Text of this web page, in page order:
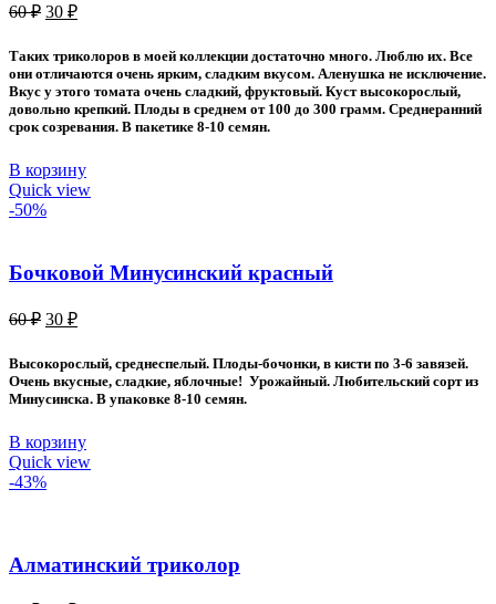
60₽ Первоначальная
60 ₽.
30 ₽Текущая
30 ₽.
Таких триколоров в моей коллекции достаточно много. Люблю их. Все
они отличаются очень ярким, сладким вкусом. Аленушка не исключение.
Вкус у этого томата очень сладкий, фруктовый. Куст высокорослый,
довольно крепкий. Плоды в среднем от 100 до 300 грамм. Среднеранний
срок созревания. В пакетике 8-10 семян.
В корзину
Quick view
-50%
Бочковой Минусинский красный
60₽ Первоначальная
составляла
60 ₽.
30 ₽Текущая
30 ₽.
Высокорослый, среднеспелый. Плоды-бочонки, в кисти по 3-6 завязей.
Очень вкусные, сладкие, яблочные! Урожайный. Любительский сорт из
Минусинска. В упаковке 8-10 семян.
В корзину
Quick view
-43%
Алматинский триколор